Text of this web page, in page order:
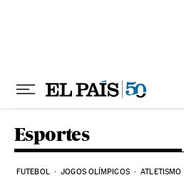
Esportes
FUTEBOL JOGOS OLÍMPICOS ATLETISMO